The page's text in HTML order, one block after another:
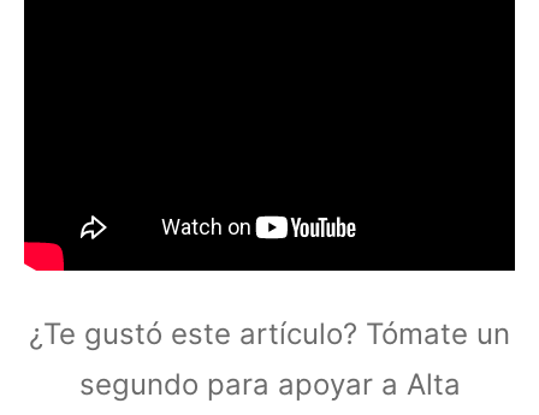
¿Te gustó este artículo? Tómate un
segundo para apoyar a Alta